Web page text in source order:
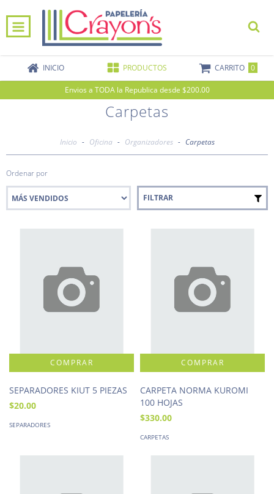
INICIO PRODUCTOS CARRITO 0
Envios a TODA la Republica desde $200.00
Carpetas
Inicio - Oficina - Organizadores - Carpetas
Ordenar por
FILTRAR
SEPARADORES KIUT 5 PIEZAS
$20.00
SEPARADORES
CARPETA NORMA KUROMI
100 HOJAS
$330.00
CARPETAS